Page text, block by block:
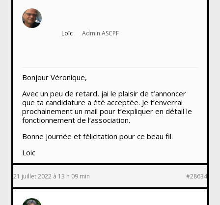
Loïc Admin ASCPF
Bonjour Véronique,
Avec un peu de retard, jai le plaisir de t’annoncer
que ta candidature a été acceptée. Je t’enverrai
prochainement un mail pour t’expliquer en détail le
fonctionnement de l’association.
Bonne journée et félicitation pour ce beau fil.
Loic
21 juillet 2022 à 13 h 09 min #28634